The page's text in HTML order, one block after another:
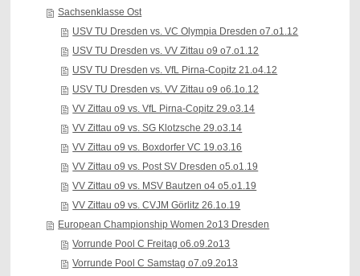
Sachsenklasse Ost
USV TU Dresden vs. VC Olympia Dresden o7.o1.12
USV TU Dresden vs. VV Zittau o9 o7.o1.12
USV TU Dresden vs. VfL Pirna-Copitz 21.o4.12
USV TU Dresden vs. VV Zittau o9 o6.1o.12
VV Zittau o9 vs. VfL Pirna-Copitz 29.o3.14
VV Zittau o9 vs. SG Klotzsche 29.o3.14
VV Zittau o9 vs. Boxdorfer VC 19.o3.16
VV Zittau o9 vs. Post SV Dresden o5.o1.19
VV Zittau o9 vs. MSV Bautzen o4 o5.o1.19
VV Zittau o9 vs. CVJM Görlitz 26.1o.19
European Championship Women 2o13 Dresden
Vorrunde Pool C Freitag o6.o9.2o13
Vorrunde Pool C Samstag o7.o9.2o13